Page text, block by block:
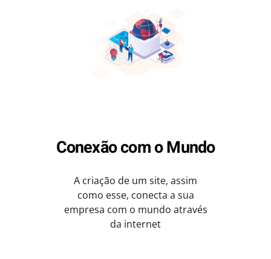
Conexão com o Mundo
A criação de um site, assim
como esse, conecta a sua
empresa com o mundo através
da internet